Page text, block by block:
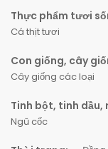
Thực phẩm tươi
Cá thịt tươi
Con giống, cây
Cây giống các loại
Tinh bột, tinh dầu,
Ngũ cốc